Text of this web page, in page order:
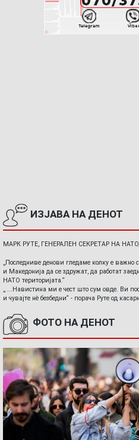
ИЗЈАВА НА ДЕНОТ
МАРК РУТЕ, ГЕНЕРАЛЕН СЕКРЕТАР НА НАТО,
„Последниве денови гледаме колку е важно
и Македонија да се здружат, да работат
НАТО територијата.“
„ ...Навистина ми е чест што сум овде. Ви
и чувајте нè безбедни“ - порача Руте од
ФОТО НА ДЕНОТ